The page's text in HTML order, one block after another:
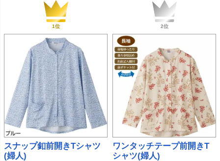
スナップ釦前開きTシャツ
(婦人)
ワンタッチテープ前開きT
シャツ(婦人)